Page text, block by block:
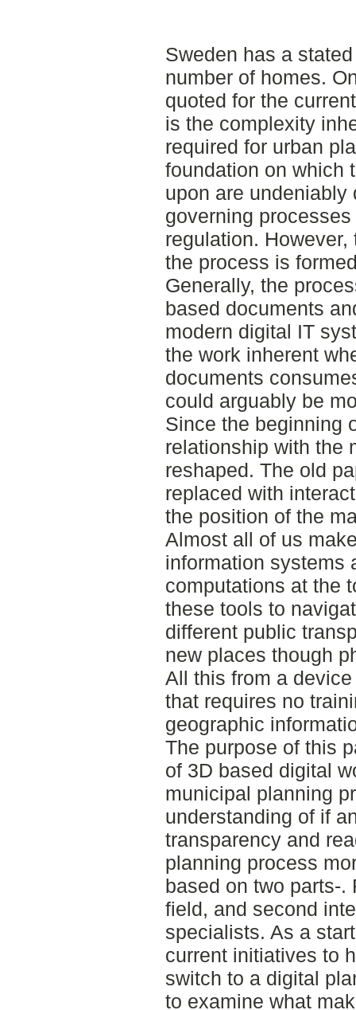
Sweden has a
number of homes.
quoted for the
is the complexity
required for urban
foundation on which
upon are undeniably
governing
regulation.
the process is
Generally, the
based documents
modern digital IT
the work inherent
documents
could arguably be
Since the beginning
relationship with the
reshaped. The old
replaced with
the position of the
Almost all of us
information systems
computations at the
these tools to
different public
new places though
All this from a
that requires no
geographic
The purpose of this
of 3D based digital
municipal planning
understanding of if
transparency and
planning process
based on two parts-
field, and second
specialists. As a
current initiatives to
switch to a digital
to examine what